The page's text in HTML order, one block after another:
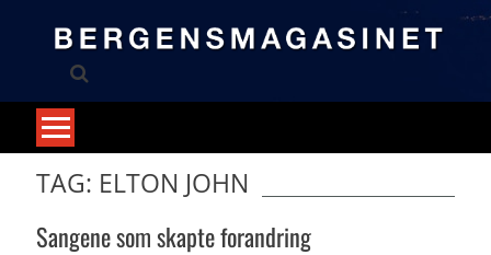
TAG: ELTON JOHN
Sangene som skapte forandring